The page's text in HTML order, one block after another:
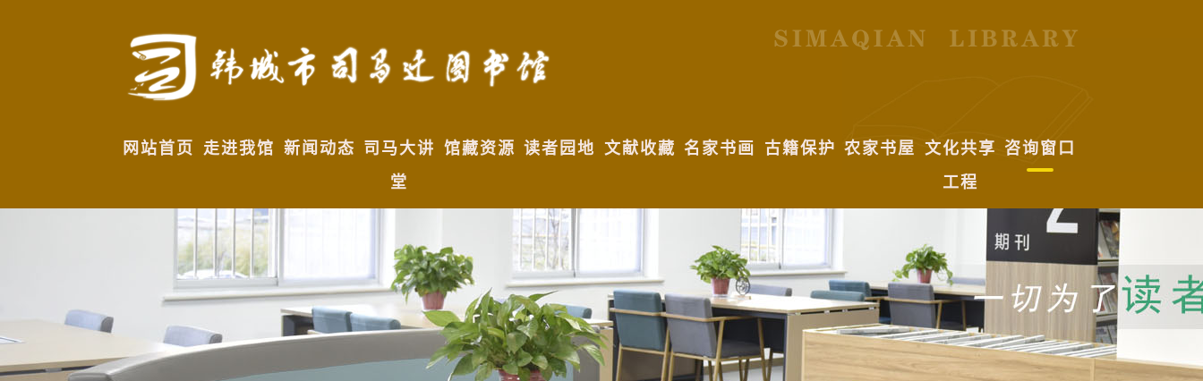
网站首页 走进我馆 新闻动态 司马大讲
堂
馆藏资源 读者园地 文献收藏 名家书画 古籍保护 农家书屋 文化共享
工程
咨询窗口